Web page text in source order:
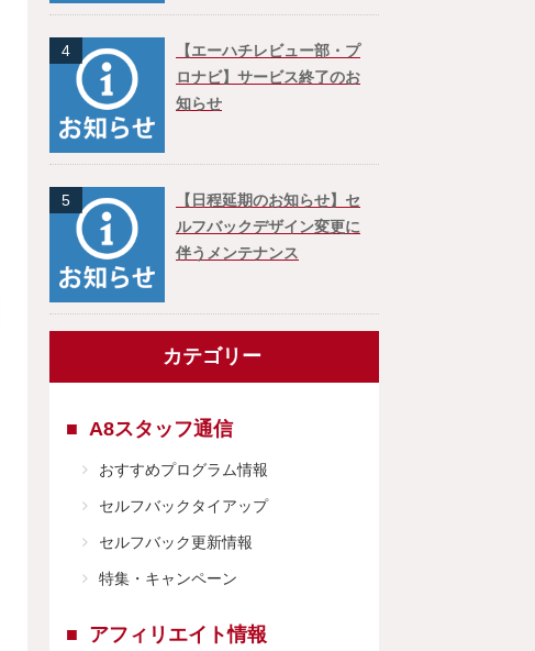
4
【エーハチレビュー部・プ
ロナビ】サービス終了のお
知らせ
5
【日程延期のお知らせ】セ
ルフバックデザイン変更に
伴うメンテナンス
カテゴリー
A8スタッフ通信
おすすめプログラム情報
セルフバックタイアップ
セルフバック更新情報
特集・キャンペーン
アフィリエイト情報